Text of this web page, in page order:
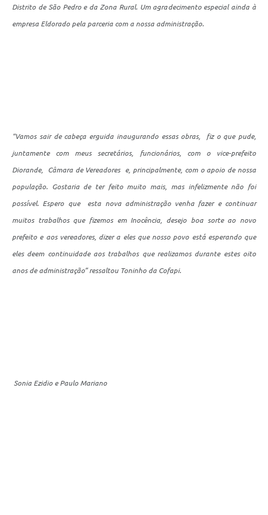
Distrito de São Pedro e da Zona Rural. Um agradecimento especial ainda à
empresa Eldorado pela parceria com a nossa administração.
“Vamos sair de cabeça erguida inaugurando essas obras, fiz o que pude,
juntamente com meus secretários, funcionários, com o vice-prefeito
Diorande, Câmara de Vereadores e, principalmente, com o apoio de nossa
população. Gostaria de ter feito muito mais, mas infelizmente não foi
possível. Espero que esta nova administração venha fazer e continuar
muitos trabalhos que fizemos em Inocência, desejo boa sorte ao novo
prefeito e aos vereadores, dizer a eles que nosso povo está esperando que
eles deem continuidade aos trabalhos que realizamos durante estes oito
anos de administração” ressaltou Toninho da Cofapi.
Sonia Ezidio e Paulo Mariano